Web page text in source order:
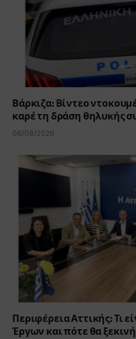
Βάρκιζα: Βίντεο
καρέ τη δράση θηλυκής
06/08/2026
Περιφέρεια Αττικής: Τι
Έργων και πότε θα